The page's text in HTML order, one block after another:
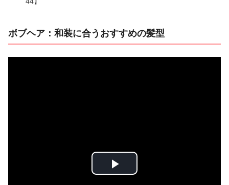
ボブヘア：和装に合うおすすめの髪型
P